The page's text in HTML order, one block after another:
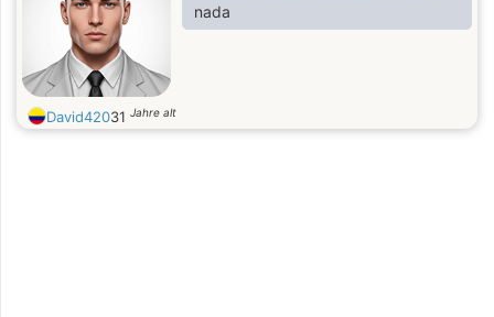
nada
David42031 Jahre alt